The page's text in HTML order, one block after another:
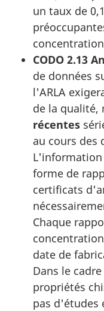
un taux de
CODO 2.13
de données
l'ARLA
de la qualité,
récentes
au cours des
L'information
forme de
certificats
Chaque
date de
Dans le
propriétés
pas d'études